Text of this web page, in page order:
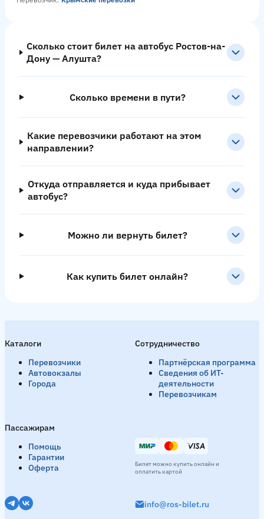
Сколько стоит билет на автобус Ростов-на-
Дону — Алушта?
Сколько времени в пути?
Какие перевозчики работают на этом
направлении?
Откуда отправляется и куда прибывает
автобус?
Можно ли вернуть билет?
Как купить билет онлайн?
Каталоги
Перевозчики
Автовокзалы
Города
Пассажирам
Помощь
Гарантии
Оферта
Сотрудничество
Партнёрская программа
Сведения об ИТ-
деятельности
Перевозчикам
info@ros-bilet.ru
Билет можно купить онлайн и
оплатить картой